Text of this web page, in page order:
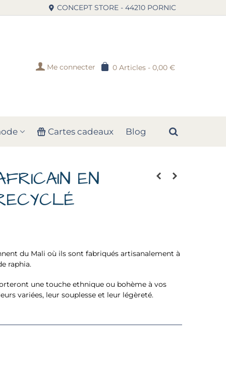
CONCEPT STORE - 44210 PORNIC
0 Articles - 0,00 €
Me connecter
Cartes cadeaux Blog
EN
du Mali où ils sont fabriqués artisanalement à
raphia.
une touche ethnique ou bohème à vos
variées, leur souplesse et leur légèreté.